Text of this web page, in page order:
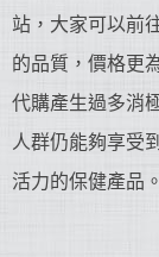
站，大家可以前
的品質，價格更
代購產生過多消
人群仍能夠享受到
活力的保健產品。